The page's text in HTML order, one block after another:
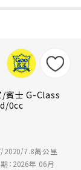
賓士 G-Class
0cc
2020/7.8萬公里
：2026年 06月